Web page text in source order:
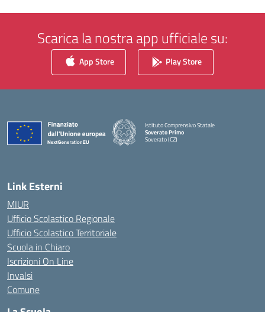
Scarica la nostra app ufficiale su:
App Store Play Store
Istituto Comprensivo Statale
Soverato Primo
Soverato (CZ)
Link Esterni
MIUR
Ufficio Scolastico Regionale
Ufficio Scolastico Territoriale
Scuola in Chiaro
Iscrizioni On Line
Invalsi
Comune